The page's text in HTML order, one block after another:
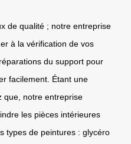
de qualité ; notre entreprise
à la vérification de vos
du support pour
facilement. Étant une
que, notre entreprise
les pièces intérieures
types de peintures : glycéro